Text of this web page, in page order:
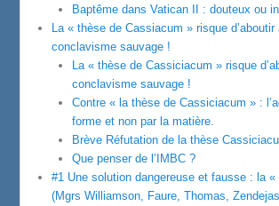
Baptême dans Vatican II : douteux ou
La « thèse de Cassiacum » risque d’aboutir
conclavisme sauvage !
La « thèse de Cassiciacum » risque
conclavisme sauvage !
Contre « la thèse de Cassiciacum » :
forme et non par la matière.
Brève Réfutation de la thèse
Que penser de l’IMBC ?
#1 Une solution dangereuse et fausse : la
(Mgrs Williamson, Faure, Thomas,